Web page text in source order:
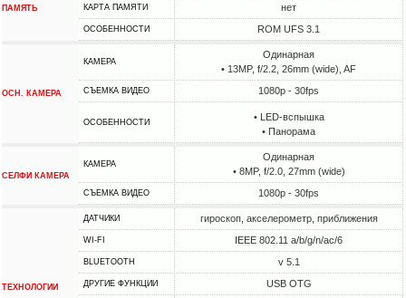
ПАМЯТЬ КАРТА ПАМЯТИ нет
ОСОБЕННОСТИ ROM UFS 3.1
ОСН. КАМЕРА
КАМЕРА
Одинарная
• 13MP, f/2.2, 26mm (wide), AF
СЪЕМКА ВИДЕО 1080p - 30fps
ОСОБЕННОСТИ
• LED-вспышка
• Панорама
СЕЛФИ КАМЕРА
КАМЕРА
Одинарная
• 8MP, f/2.0, 27mm (wide)
СЪЕМКА ВИДЕО 1080p - 30fps
ТЕХНОЛОГИИ
ДАТЧИКИ гироскоп, акселерометр, приближения
WI-FI IEEE 802.11 a/b/g/n/ac/6
BLUETOOTH v 5.1
ДРУГИЕ ФУНКЦИИ USB OTG